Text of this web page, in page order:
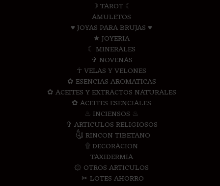
☽ TAROT ☾
AMULETOS
♥ JOYAS PARA BRUJAS ♥
★ JOYERIA
☾ MINERALES
✞ NOVENAS
☥ VELAS Y VELONES
✿ ESENCIAS AROMATICAS
✿ ACEITES Y EXTRACTOS NATURALES
✿ ACEITES ESENCIALES
♨ INCIENSOS ♨
✞ ARTICULOS RELIGIOSOS
༃ RINCON TIBETANO
۩ DECORACION
TAXIDERMIA
۞ OTROS ARTICULOS
✂ LOTES AHORRO